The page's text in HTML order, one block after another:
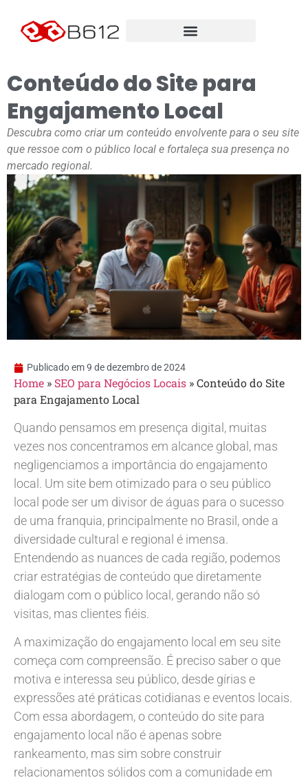
Conteúdo do Site para
Engajamento Local
Descubra como criar um conteúdo envolvente para o seu site
que ressoe com o público local e fortaleça sua presença no
mercado regional.
Publicado em9 de dezembro de 2024
Home » SEO para Negócios Locais »Conteúdo do Site
para Engajamento Local
Quando pensamos em presença digital, muitas
vezes nos concentramos em alcance global, mas
negligenciamos a importância do engajamento
local. Um site bem otimizado para o seu público
local pode ser um divisor de águas para o sucesso
de uma franquia, principalmente no Brasil, onde a
diversidade cultural e regional é imensa.
Entendendo as nuances de cada região, podemos
criar estratégias de conteúdo que diretamente
dialogam com o público local, gerando não só
visitas, mas clientes fiéis.
A maximização do engajamento local em seu site
começa com compreensão. É preciso saber o que
motiva e interessa seu público, desde gírias e
expressões até práticas cotidianas e eventos locais.
Com essa abordagem, o conteúdo do site para
engajamento local não é apenas sobre
rankeamento, mas sim sobre construir
relacionamentos sólidos com a comunidade em